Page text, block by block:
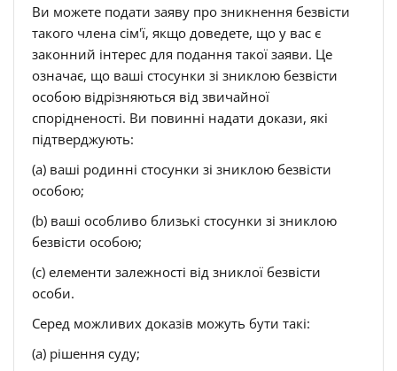
Ви можете подати заяву про зникнення безвісти
такого члена сім'ї, якщо доведете, що у вас є
законний інтерес для подання такої заяви. Це
означає, що ваші стосунки зі зниклою безвісти
особою відрізняються від звичайної
спорідненості. Ви повинні надати докази, які
підтверджують:
(a) ваші родинні стосунки зі зниклою безвісти
особою;
(b) ваші особливо близькі стосунки зі зниклою
безвісти особою;
(c) елементи залежності від зниклої безвісти
особи.
Серед можливих доказів можуть бути такі:
(a) рішення суду;